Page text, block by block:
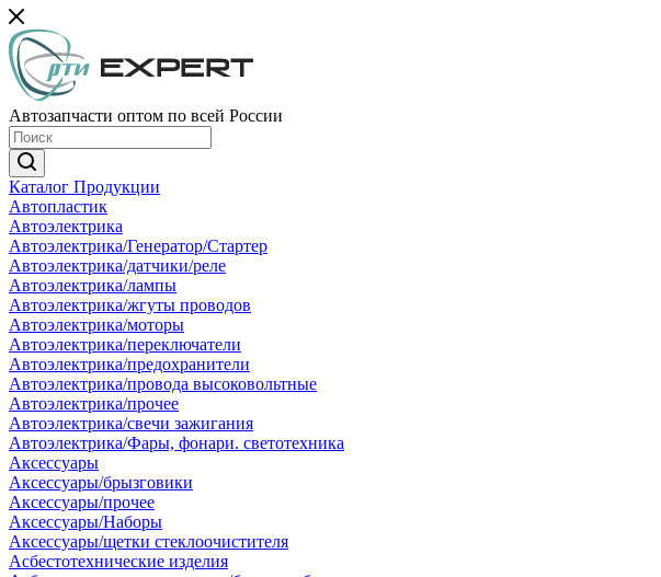
Автозапчасти оптом по всей России
Каталог Продукции
Автопластик
Автоэлектрика
Автоэлектрика/Генератор/Стартер
Автоэлектрика/датчики/реле
Автоэлектрика/лампы
Автоэлектрика/жгуты проводов
Автоэлектрика/моторы
Автоэлектрика/переключатели
Автоэлектрика/предохранители
Автоэлектрика/провода высоковольтные
Автоэлектрика/прочее
Автоэлектрика/свечи зажигания
Автоэлектрика/Фары, фонари. светотехника
Аксессуары
Аксессуары/брызговики
Аксессуары/прочее
Аксессуары/Наборы
Аксессуары/щетки стеклоочистителя
Асбестотехнические изделия